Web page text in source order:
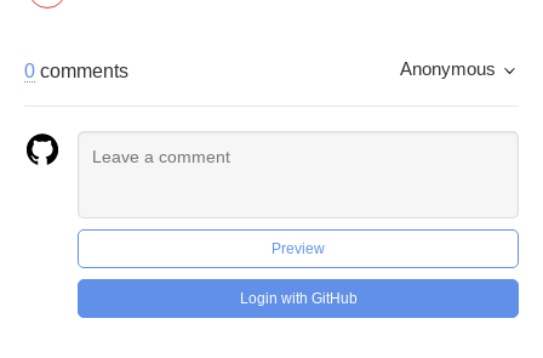
0 comments Anonymous
Preview
Login with GitHub